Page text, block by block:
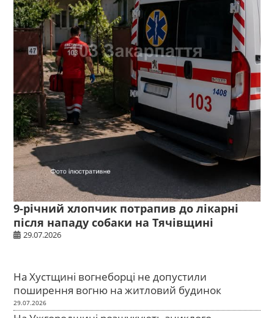
9-річний хлопчик потрапив до лікарні
після нападу собаки на Тячівщині
29.07.2026
На Хустщині вогнеборці не допустили
поширення вогню на житловий будинок
29.07.2026